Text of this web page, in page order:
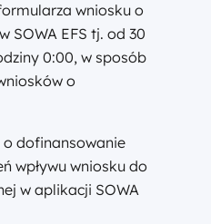
wniosku o
SOWA EFS tj. od 30
0:00, w sposób
o
o dofinansowanie
wpływu wniosku do
w aplikacji SOWA